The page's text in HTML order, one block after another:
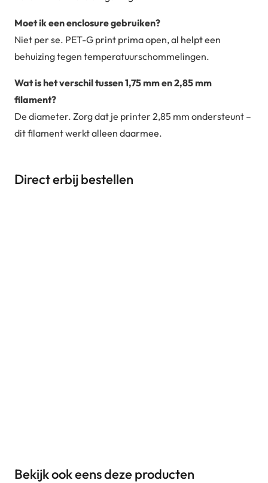
Moet ik een enclosure gebruiken?
Niet per se. PET-G print prima open, al helpt een
behuizing tegen temperatuurschommelingen.
Wat is het verschil tussen 1,75 mm en 2,85 mm
filament?
De diameter. Zorg dat je printer 2,85 mm ondersteunt –
dit filament werkt alleen daarmee.
Direct erbij bestellen
Bekijk ook eens deze producten